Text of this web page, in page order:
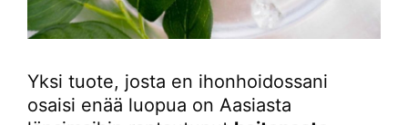
Yksi tuote, josta en ihonhoidossani
osaisi enää luopua on Aasiasta